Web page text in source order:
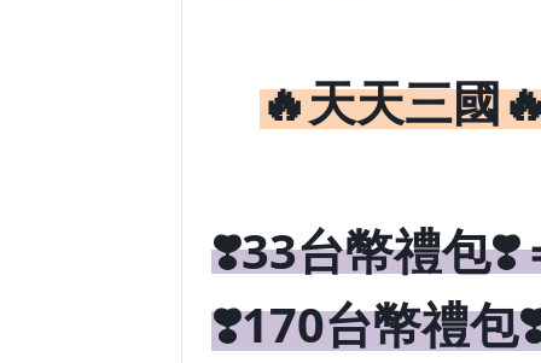
🔥天天三國
❣️33台幣禮包❣️
❣️170台幣禮包